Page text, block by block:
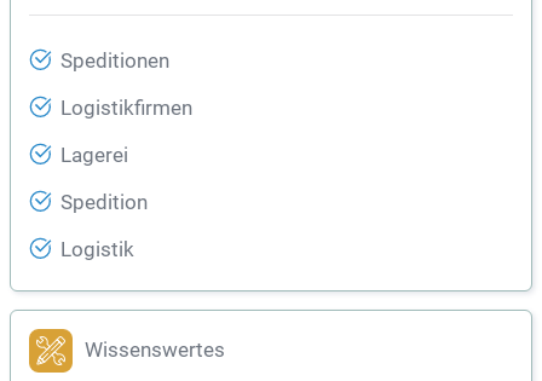
Speditionen
Logistikfirmen
Lagerei
Spedition
Logistik
Wissenswertes